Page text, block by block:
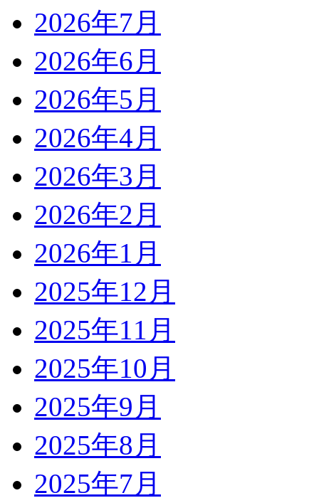
2026年7月
2026年6月
2026年5月
2026年4月
2026年3月
2026年2月
2026年1月
2025年12月
2025年11月
2025年10月
2025年9月
2025年8月
2025年7月